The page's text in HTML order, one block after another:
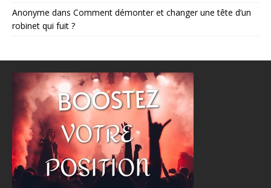
Anonyme dans Comment démonter et changer une tête d’un
robinet qui fuit ?